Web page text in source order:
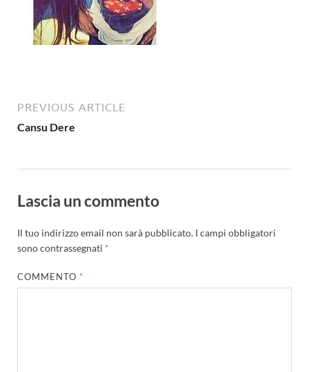
PREVIOUS ARTICLE
Cansu Dere
Lascia un commento
Il tuo indirizzo email non sarà pubblicato. I campi obbligatori
sono contrassegnati *
COMMENTO *